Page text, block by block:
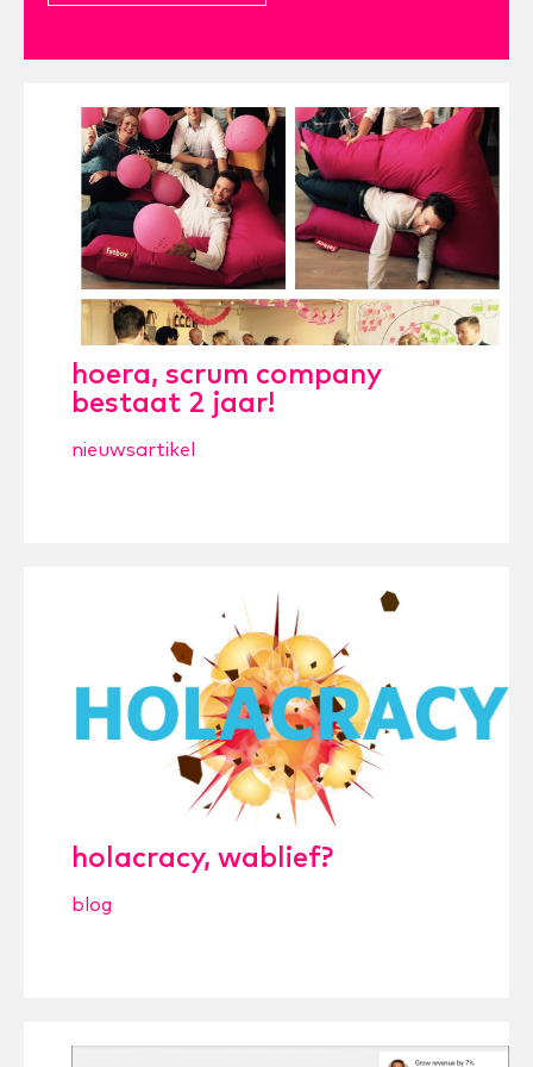
hoera, scrum company
bestaat 2 jaar!
nieuwsartikel
holacracy, wablief?
blog